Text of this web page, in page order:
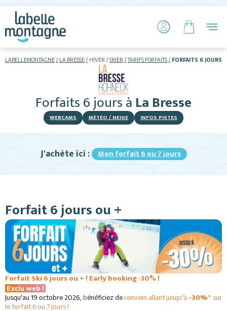
LABELLEMONTAGNE LA BRESSE HIVER SKIER TARIFS FORFAITS FORFAITS 6 JOURS
Forfaits 6 joursà La Bresse
WEBCAMS MÉTÉO / NEIGE INFOS PISTES
Activités
Restaurants
Services
Animations
J'achète ici : Mon forfait 6 ou 7 jours
Forfait 6 jours ou +
Forfait Ski 6 jours ou + ! Early booking -30% !
Exclu web !
Jusqu'au 19 octobre 2026, bénéficiez deremises allant jusqu'à -30%* sur
le forfait 6 ou 7 jours !